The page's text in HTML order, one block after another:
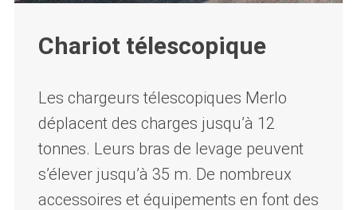
Chariot télescopique
Les chargeurs télescopiques Merlo
déplacent des charges jusqu’à 12
tonnes. Leurs bras de levage peuvent
s’élever jusqu’à 35 m. De nombreux
accessoires et équipements en font des